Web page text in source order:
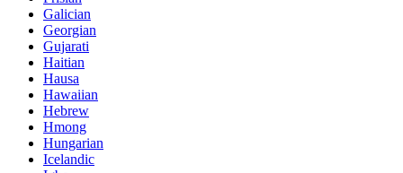
Galician
Georgian
Gujarati
Haitian
Hausa
Hawaiian
Hebrew
Hmong
Hungarian
Icelandic